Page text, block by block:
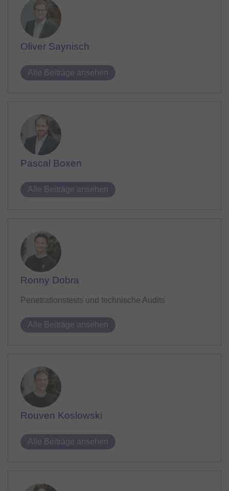
Oliver Saynisch
Alle Beiträge ansehen
Pascal Boxen
Alle Beiträge ansehen
Ronny Dobra
Penetrationstests und technische Audits
Alle Beiträge ansehen
Rouven Koslowski
Alle Beiträge ansehen